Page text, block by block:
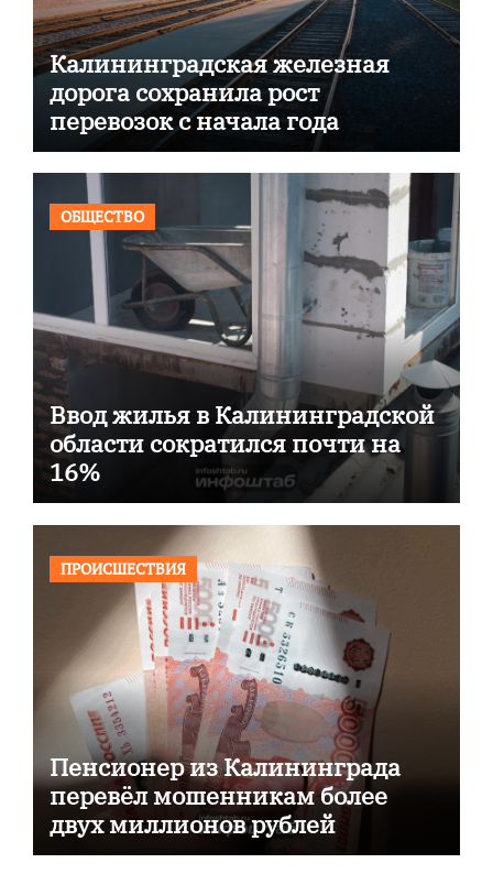
Калининградская железная
дорога сохранила рост
перевозок с начала года
ОБЩЕСТВО
Ввод жилья в Калининградской
области сократился почти на
16%
ПРОИСШЕСТВИЯ
Пенсионер из Калининграда
перевёл мошенникам более
двух миллионов рублей